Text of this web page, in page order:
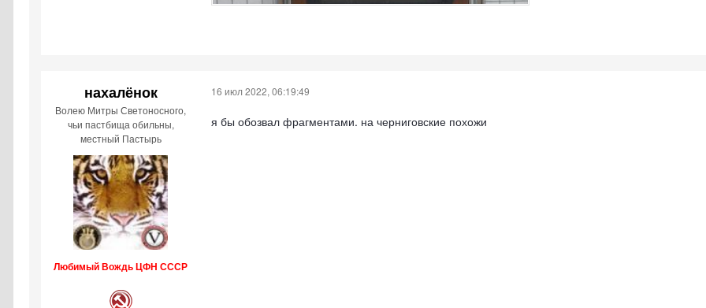
нахалёнок
Волею Митры Светоносного,
чьи пастбища обильны,
местный Пастырь
Любимый Вождь ЦФН СССР
16 июл 2022, 06:19:49
я бы обозвал фрагментами. на черниговские похожи